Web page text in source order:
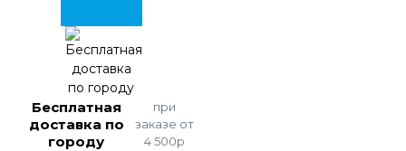
Бесплатная
доставка по
городу
при
заказе от
4 500р